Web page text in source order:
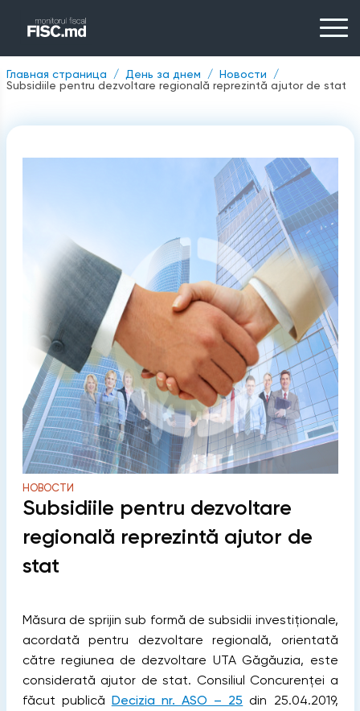
Главная страница День за днем
Новости
Subsidiile pentru dezvoltare regională reprezintă ajutor de stat
НОВОСТИ
Subsidiile pentru dezvoltare
regională reprezintă ajutor de
stat
Măsura de sprijin sub formă de subsidii investiționale,
acordată pentru dezvoltare regională, orientată
către regiunea de dezvoltare UTA Găgăuzia, este
considerată ajutor de stat. Consiliul Concurenței a
făcut publică Decizia nr. ASO – 25 din 25.04.2019,